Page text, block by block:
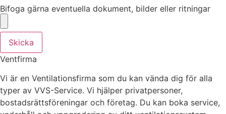
Bifoga gärna eventuella dokument, bilder eller ritningar
Skicka
Ventfirma
Vi är en Ventilationsfirma som du kan vända dig för alla
typer av VVS-Service. Vi hjälper privatpersoner,
bostadsrättsföreningar och företag. Du kan boka service,